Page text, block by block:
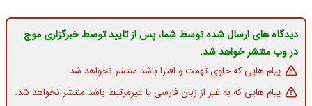
دیدگاه های ارسال شده توسط شما، پس از تایید توسط خبرگزاری موج
در وب منتشر خواهد شد.
پیام هایی که حاوی تهمت و افترا باشد منتشر نخواهد شد.
پیام هایی که به غیر از زبان فارسی یا غیرمرتبط باشد منتشر نخواهد شد.